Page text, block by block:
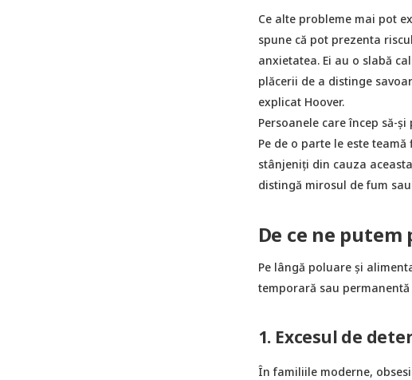
Ce alte probleme mai pot
spune că pot prezenta
anxietatea. Ei au o slabă
plăcerii de a distinge
explicat Hoover.
Persoanele care încep să-
Pe de o parte le este
stânjeniți din cauza
distingă mirosul de fum
De ce ne
Pe lângă poluare și
temporară sau
1. Excesul de
În familiile moderne,